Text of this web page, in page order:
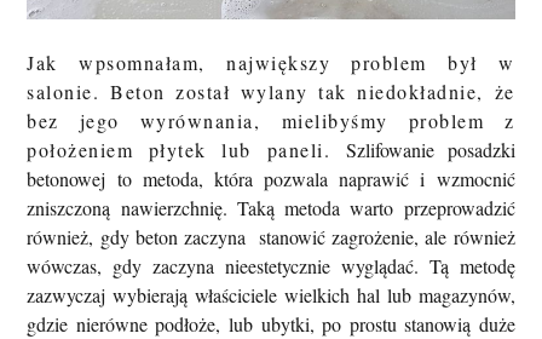
Jak wpsomnałam, największy problem był w
salonie. Beton został wylany tak niedokładnie, że
bez jego wyrównania, mielibyśmy problem z
położeniem płytek lub paneli. Szlifowanie posadzki
betonowej to metoda, która pozwala naprawić i wzmocnić
zniszczoną nawierzchnię. Taką metoda warto przeprowadzić
również, gdy beton zaczyna stanowić zagrożenie, ale również
wówczas, gdy zaczyna nieestetycznie wyglądać. Tą metodę
zazwyczaj wybierają właściciele wielkich hal lub magazynów,
gdzie nierówne podłoże, lub ubytki, po prostu stanowią duże